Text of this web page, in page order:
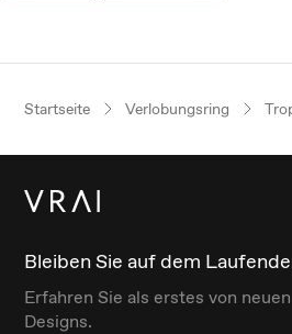
Startseite Verlobungsring
Bleiben Sie auf dem
Erfahren Sie als erstes von neuen
Designs.